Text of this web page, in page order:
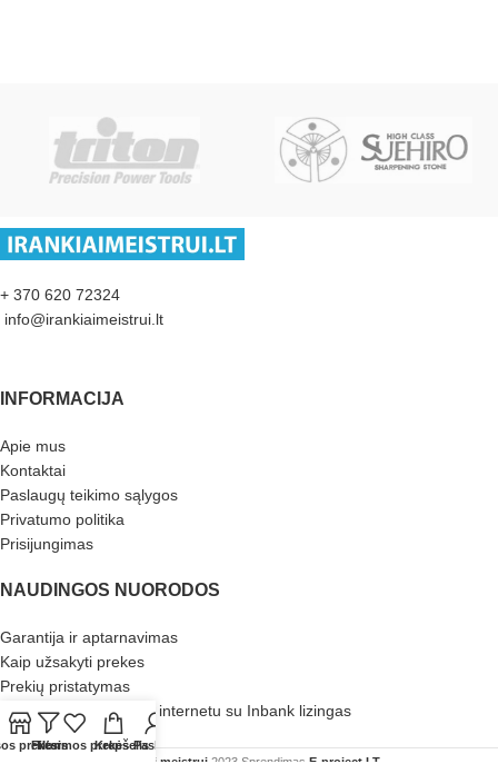
+ 370 620 72324
info@irankiaimeistrui.lt
INFORMACIJA
Apie mus
Kontaktai
Paslaugų teikimo sąlygos
Privatumo politika
Prisijungimas
NAUDINGOS NUORODOS
Garantija ir aptarnavimas
Kaip užsakyti prekes
Prekių pristatymas
Pirkimas išsimokėtinai internetu su Inbank lizingas
Atliekų tvarkymas
Įrankiai meistrui 2023 Sprendimas E-project.LT
prekės
Filters
Norimos prekės
KrepšelisPaskyra